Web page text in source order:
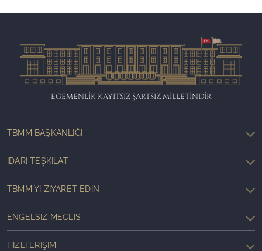
EGEMENLİK KAYITSIZ ŞARTSIZ MİLLETİNDİR
TBMM BAŞKANLIĞI
İDARI TEŞKILAT
TBMM'YI ZIYARET EDIN
ENGELSIZ MECLIS
HIZLI ERIŞIM